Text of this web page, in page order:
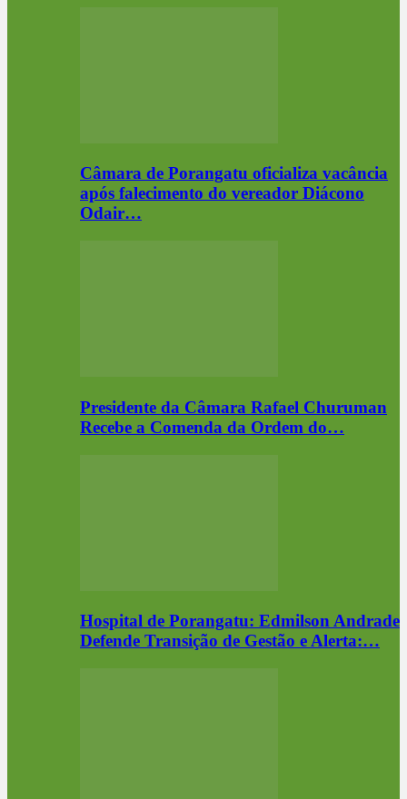
Câmara de Porangatu oficializa vacância
após falecimento do vereador Diácono
Odair…
Presidente da Câmara Rafael Churuman
Recebe a Comenda da Ordem do…
Hospital de Porangatu: Edmilson Andrade
Defende Transição de Gestão e Alerta:…